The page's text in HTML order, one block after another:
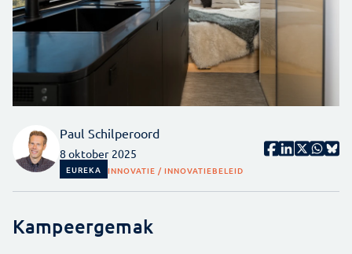
Paul Schilperoord
8 oktober 2025
EUREKA INNOVATIE / INNOVATIEBELEID
Kampeergemak